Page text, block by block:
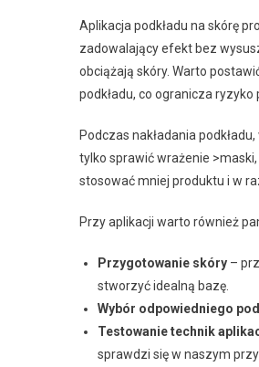
Aplikacja podkładu na skórę
zadowalający efekt bez
obciążają skóry. Warto
podkładu, co ogranicza ryzyko
Podczas nakładania
tylko sprawić wrażenie
stosować mniej produktu i w
Przy aplikacji warto również
Przygotowanie skóry –
stworzyć idealną bazę.
Wybór odpowiedniego
Testowanie technik
sprawdzi się w naszym